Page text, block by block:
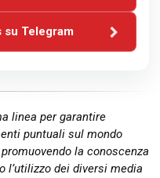
su Telegram
linea per garantire
puntuali sul mondo
la conoscenza
dei diversi media